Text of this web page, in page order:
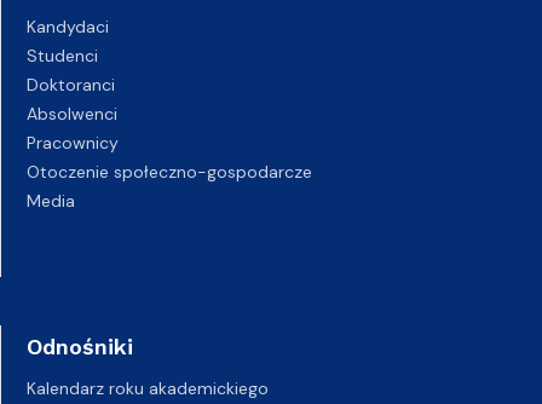
Kandydaci
Studenci
Doktoranci
Absolwenci
Pracownicy
Otoczenie społeczno-gospodarcze
Media
Odnośniki
Kalendarz roku akademickiego